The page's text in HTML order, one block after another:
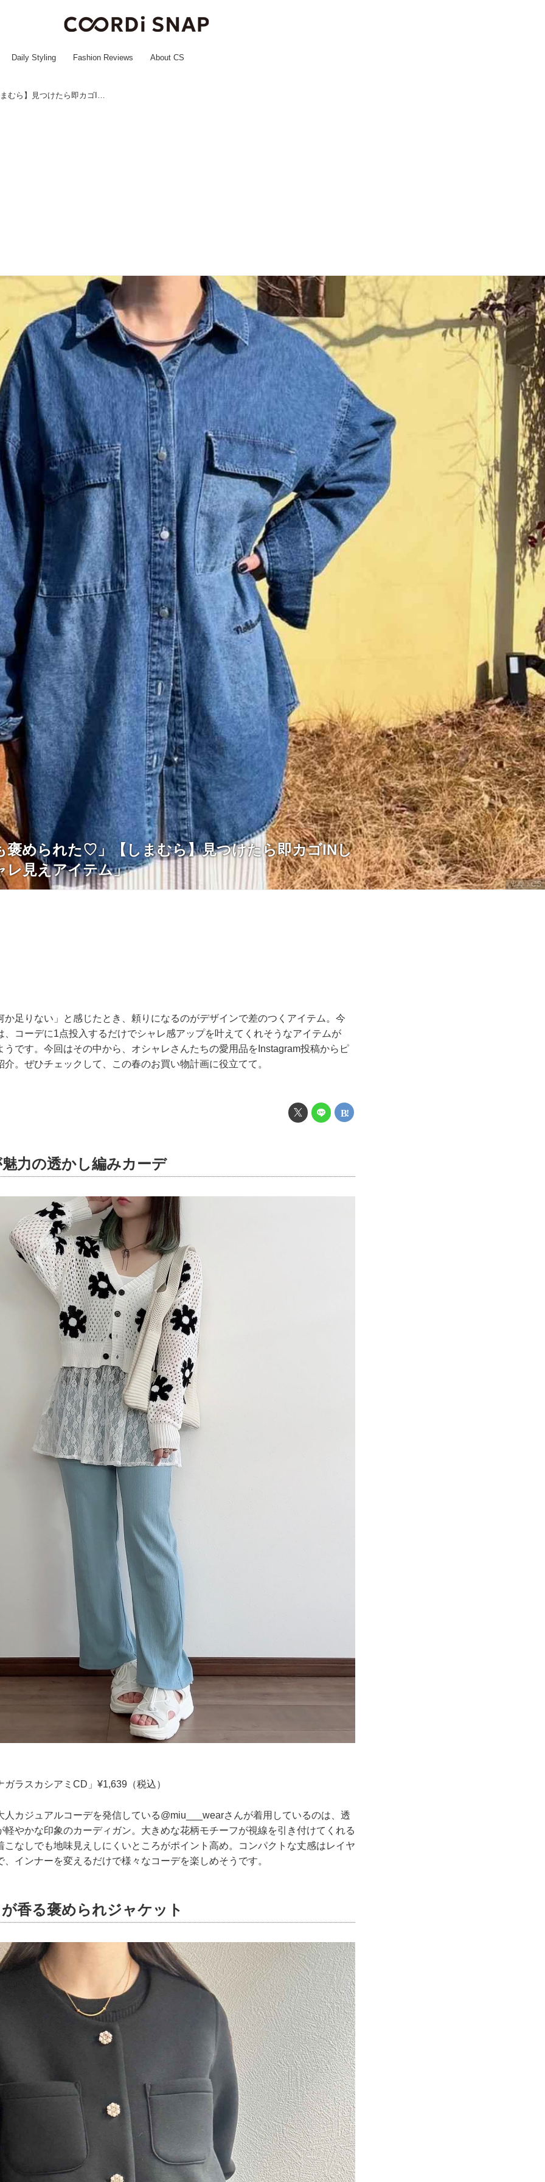
Daily Styling Fashion Reviews About CS
「ママ友にも褒められた♡」【しまむら】見つけたら即カゴINしたい！「シャレ見えアイテム」
出典：CS
褒められた♡」【しまむら】見つけたら即カゴINし
レ見えアイテム」
か足りない」と感じたとき、頼りになるのがデザインで差のつくアイテム。今
、コーデに1点投入するだけでシャレ感アップを叶えてくれそうなアイテムが
うです。今回はその中から、オシャレさんたちの愛用品をInstagram投稿からピ
。ぜひチェックして、この春のお買い物計画に役立てて。
力の透かし編みカーデ
ラスカシアミCD」¥1,639（税込）
人カジュアルコーデを発信している@miu___wearさんが着用しているのは、透
軽やかな印象のカーディガン。大きめな花柄モチーフが視線を引き付けてくれる
こなしでも地味見えしにくいところがポイント高め。コンパクトな丈感はレイヤ
インナーを変えるだけで様々なコーデを楽しめそうです。
香る褒められジャケット